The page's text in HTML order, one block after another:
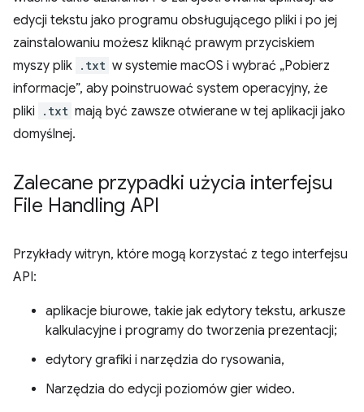
edycji tekstu jako programu obsługującego pliki i po jej
zainstalowaniu możesz kliknąć prawym przyciskiem
myszy plik .txt w systemie macOS i wybrać „Pobierz
informacje”, aby poinstruować system operacyjny, że
pliki
.txt mają być zawsze otwierane w tej aplikacji jako
domyślnej.
Zalecane przypadki użycia interfejsu
File Handling API
Przykłady witryn, które mogą korzystać z tego interfejsu
API:
aplikacje biurowe, takie jak edytory tekstu, arkusze
kalkulacyjne i programy do tworzenia prezentacji;
edytory grafiki i narzędzia do rysowania,
Narzędzia do edycji poziomów gier wideo.